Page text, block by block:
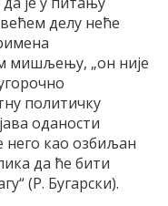
делу неће
мишљењу, „он није
политичку
оданости
него као озбиљан
да ће бити
(Р. Бугарски).